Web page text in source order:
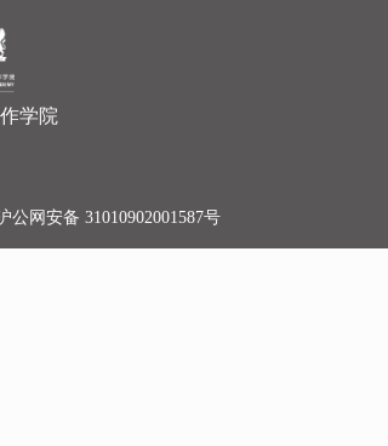
学院
公网安备 31010902001587号